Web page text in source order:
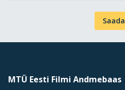
Saada
MTÜ Eesti Filmi Andmebaas